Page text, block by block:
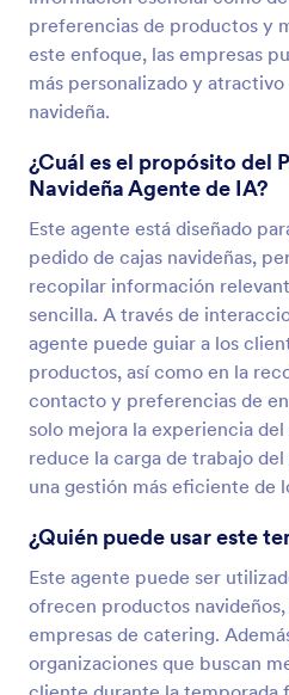
preferencias de productos y
este enfoque, las empresas
más personalizado y
navideña.
¿Cuál es el propósito del
Navideña Agente de IA?
Este agente está diseñado
pedido de cajas navideñas,
recopilar información
sencilla. A través de
agente puede guiar a los
productos, así como en la
contacto y preferencias de
solo mejora la experiencia
reduce la carga de trabajo
una gestión más eficiente de
¿Quién puede usar este
Este agente puede ser
ofrecen productos
empresas de catering.
organizaciones que buscan